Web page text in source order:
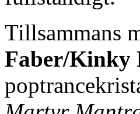
Tillsammans
Faber/Kinky